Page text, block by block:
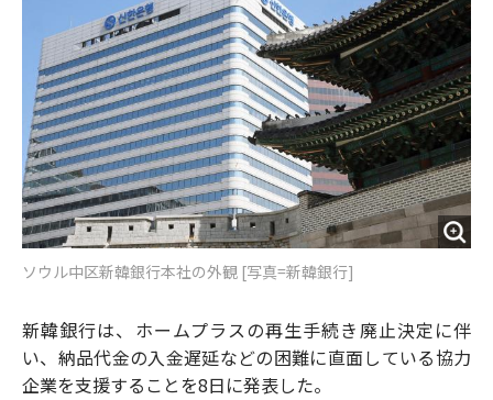
ソウル中区新韓銀行本社の外観 [写真=新韓銀行]
新韓銀行は、ホームプラスの再生手続き廃止決定に伴
い、納品代金の入金遅延などの困難に直面している協力
企業を支援することを8日に発表した。